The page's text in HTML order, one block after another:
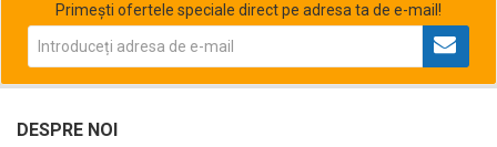
Primești ofertele speciale direct pe adresa ta de e-mail!
DESPRE NOI